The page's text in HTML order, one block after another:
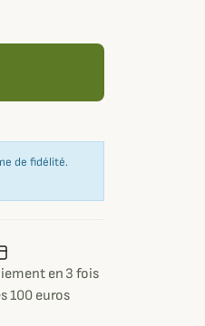
de fidélité.
en 3 fois
100 euros